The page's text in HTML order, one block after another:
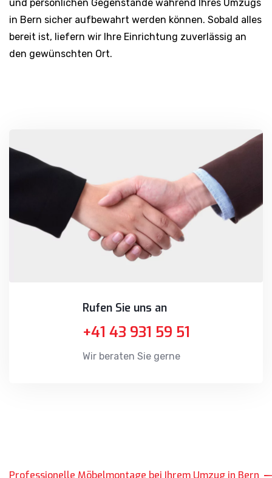
in Bern sicher aufbewahrt werden können. Sobald alles
bereit ist, liefern wir Ihre Einrichtung zuverlässig an
den gewünschten Ort.
Rufen Sie uns an
+41 43 931 59 51
Wir beraten Sie gerne
Professionelle Möbelmontage bei Ihrem Umzug in Bern